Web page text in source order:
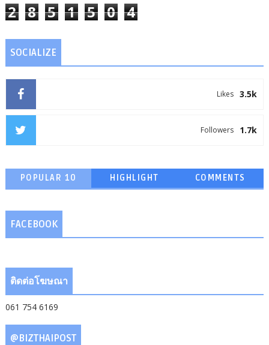
2 8 5 1 5 0 4
SOCIALIZE
3.5k
Likes
1.7k
Followers
POPULAR 10 HIGHLIGHT COMMENTS
FACEBOOK
ติดต่อโฆษณา
061 754 6169
@BIZTHAIPOST